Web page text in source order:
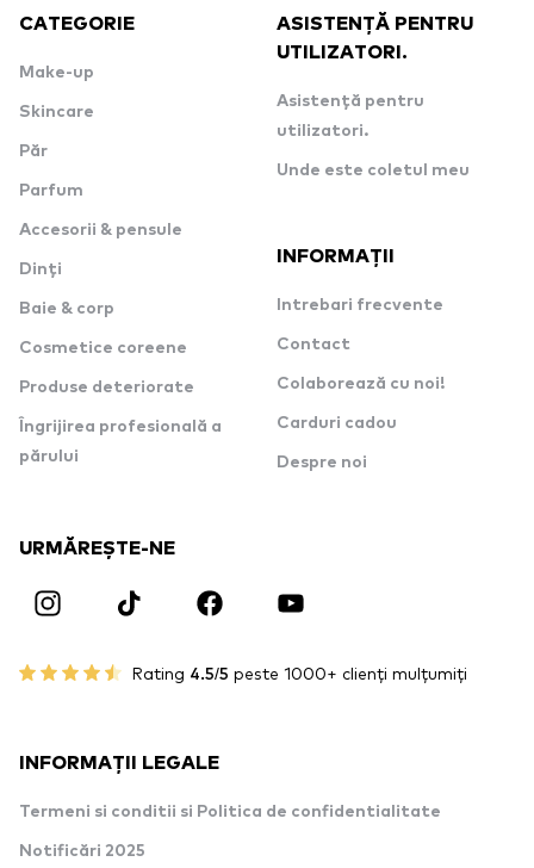
CATEGORIE
Make-up
Skincare
Păr
Parfum
Accesorii & pensule
Dinți
Baie & corp
Cosmetice coreene
Produse deteriorate
Îngrijirea profesională a
părului
ASISTENȚĂ PENTRU
UTILIZATORI.
Asistență pentru
utilizatori.
Unde este coletul meu
INFORMAȚII
Intrebari frecvente
Contact
Colaborează cu noi!
Carduri cadou
Despre noi
URMĂREȘTE-NE
Rating 4.5/5 peste 1000+ clienți mulțumiți
INFORMAȚII LEGALE
Termeni si conditii si Politica de confidentialitate
Notificări 2025